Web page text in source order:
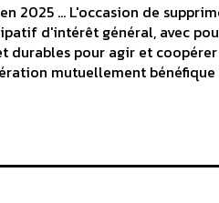
2025 ... L'occasion de
d'intérêt général, avec
durables pour agir et coopérer
mutuellement bénéfique